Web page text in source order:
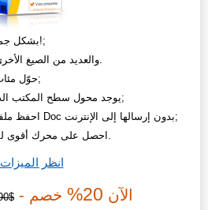
حوّل ملفات DOC بشكل جماعي!;
من WPS إلى HTML والعديد من الصيغ الأخرى.
حوّل مئات الملفات في 3 نقرات;
يوجد محول سطح المكتب الذي يعمل بدون الإنترنت;
احفظ ملفاتك بأمان، حوّل ملفات Doc بدون إرسالها إلى الإنترنت;
احصل على محرك أقوى لمعالجة الملفات الكبيرة.
انظر الميزات
الآن 20% خصم -$59.90